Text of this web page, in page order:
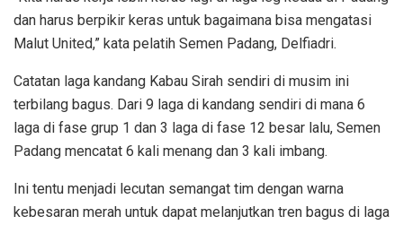
dan harus berpikir keras untuk bagaimana bisa mengatasi
Malut United,” kata pelatih Semen Padang, Delfiadri.
Catatan laga kandang Kabau Sirah sendiri di musim ini
terbilang bagus. Dari 9 laga di kandang sendiri di mana 6
laga di fase grup 1 dan 3 laga di fase 12 besar lalu, Semen
Padang mencatat 6 kali menang dan 3 kali imbang.
Ini tentu menjadi lecutan semangat tim dengan warna
kebesaran merah untuk dapat melanjutkan tren bagus di laga